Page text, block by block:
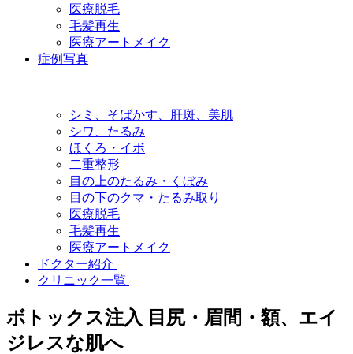
医療脱毛
毛髪再生
医療アートメイク
症例写真
シミ、そばかす、肝斑、美肌
シワ、たるみ
ほくろ・イボ
二重整形
目の上のたるみ・くぼみ
目の下のクマ・たるみ取り
医療脱毛
毛髪再生
医療アートメイク
ドクター紹介
クリニック一覧
ボトックス注入 目尻・眉間・額、エイ
ジレスな肌へ